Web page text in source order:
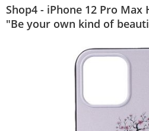
Shop4 - iPhone 12 Pro Max
"Be your own kind of